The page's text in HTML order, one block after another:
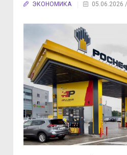
ЭКОНОМИКА 05.06.2026